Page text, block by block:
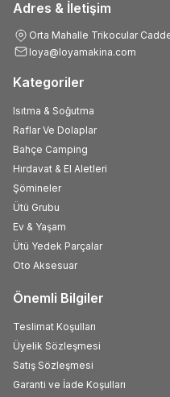
Adres & İletişim
Orta Mahalle Trikocular
loya@loyamakina.com
Kategoriler
Isıtma & Soğutma
Raflar Ve Dolaplar
Bahçe Camping
Hırdavat & El Aletleri
Şömineler
Ütü Grubu
Ev & Yaşam
Ütü Yedek Parçalar
Oto Aksesuar
Önemli Bilgiler
Teslimat Koşulları
Üyelik Sözleşmesi
Satış Sözleşmesi
Garanti ve İade Koşulları